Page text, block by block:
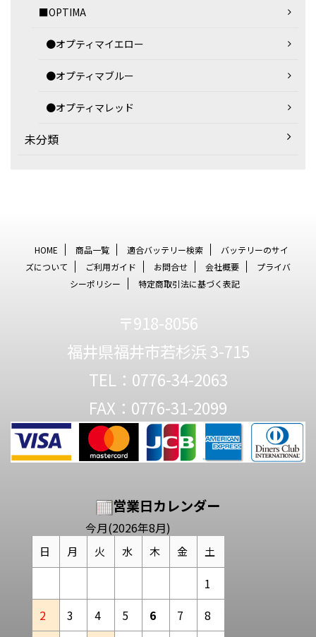
■OPTIMA
●オプティマイエロー
●オプティマブルー
●オプティマレッド
未分類
HOME 商品一覧 適合バッテリー検索
バッテリーのサイ
ズについて
ご利用ガイド お問合せ 会社概要
プライバ
シーポリシー
特定商取引法に基づく表記
〒918-8056
福井県福井市若杉浜 3-715
TEL：0776-34-2063
FAX：0776-31-2099
営業日カレンダー
今月(2026年8月)
日 月 火 水 木 金 土
1
2
3 4 5 6 7
8